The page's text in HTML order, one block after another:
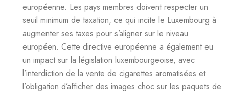
européenne. Les pays membres doivent respecter un
seuil minimum de taxation, ce qui incite le Luxembourg à
augmenter ses taxes pour s’aligner sur le niveau
européen. Cette directive européenne a également eu
un impact sur la législation luxembourgeoise, avec
l’interdiction de la vente de cigarettes aromatisées et
l’obligation d’afficher des images choc sur les paquets de